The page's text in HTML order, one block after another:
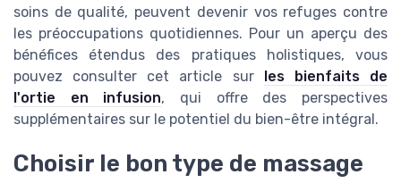
soins de qualité, peuvent devenir vos refuges contre
les préoccupations quotidiennes. Pour un aperçu des
bénéfices étendus des pratiques holistiques, vous
pouvez consulter cet article sur les bienfaits de
l'ortie en infusion, qui offre des perspectives
supplémentaires sur le potentiel du bien-être intégral.
Choisir le bon type de massage